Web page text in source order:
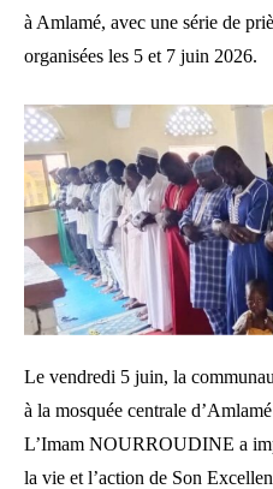
à Amlamé, avec une série de
organisées les 5 et 7 juin 2026.
Le vendredi 5 juin, la
à la mosquée centrale
L’Imam NOURROUDINE a
la vie et l’action de Son